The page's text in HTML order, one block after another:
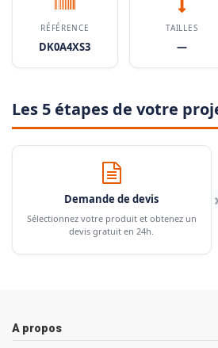
RÉFÉRENCE
DK0A4XS3
TAILLES
—
Les 5 étapes de votre
Demande de devis
Sélectionnez votre produit et obtenez un
devis gratuit en 24h.
A propos